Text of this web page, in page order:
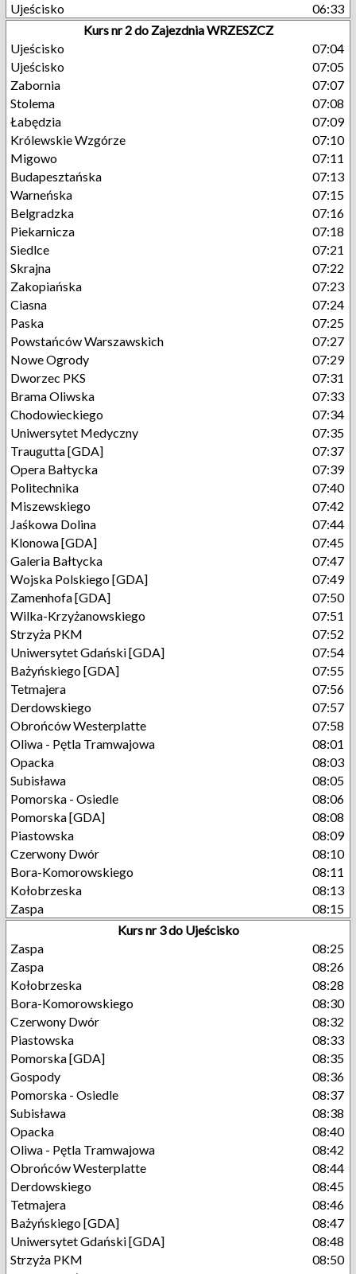
Ujeścisko
06:33
Kurs nr 2 do Zajezdnia WRZESZCZ
Ujeścisko
07:04
Ujeścisko
07:05
Zabornia
07:07
Stolema
07:08
Łabędzia
07:09
Królewskie Wzgórze
07:10
Migowo
07:11
Budapesztańska
07:13
Warneńska
07:15
Belgradzka
07:16
Piekarnicza
07:18
Siedlce
07:21
Skrajna
07:22
Zakopiańska
07:23
Ciasna
07:24
Paska
07:25
Powstańców Warszawskich
07:27
Nowe Ogrody
07:29
Dworzec PKS
07:31
Brama Oliwska
07:33
Chodowieckiego
07:34
Uniwersytet Medyczny
07:35
Traugutta [GDA]
07:37
Opera Bałtycka
07:39
Politechnika
07:40
Miszewskiego
07:42
Jaśkowa Dolina
07:44
Klonowa [GDA]
07:45
Galeria Bałtycka
07:47
Wojska Polskiego [GDA]
07:49
Zamenhofa [GDA]
07:50
Wilka-Krzyżanowskiego
07:51
Strzyża PKM
07:52
Uniwersytet Gdański [GDA]
07:54
Bażyńskiego [GDA]
07:55
Tetmajera
07:56
Derdowskiego
07:57
Obrońców Westerplatte
07:58
Oliwa - Pętla Tramwajowa
08:01
Opacka
08:03
Subisława
08:05
Pomorska - Osiedle
08:06
Pomorska [GDA]
08:08
Piastowska
08:09
Czerwony Dwór
08:10
Bora-Komorowskiego
08:11
Kołobrzeska
08:13
Zaspa
08:15
Kurs nr 3 do Ujeścisko
Zaspa
08:25
Zaspa
08:26
Kołobrzeska
08:28
Bora-Komorowskiego
08:30
Czerwony Dwór
08:32
Piastowska
08:33
Pomorska [GDA]
08:35
Gospody
08:36
Pomorska - Osiedle
08:37
Subisława
08:38
Opacka
08:40
Oliwa - Pętla Tramwajowa
08:42
Obrońców Westerplatte
08:44
Derdowskiego
08:45
Tetmajera
08:46
Bażyńskiego [GDA]
08:47
Uniwersytet Gdański [GDA]
08:48
Strzyża PKM
08:50